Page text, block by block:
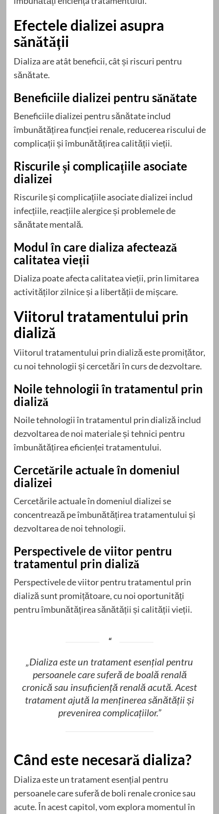
Efectele dializei asupra
sănătății
Dializa are atât beneficii, cât și riscuri pentru
sănătate.
Beneficiile dializei pentru sănătate
Beneficiile dializei pentru sănătate includ
îmbunătățirea funcției renale, reducerea riscului de
complicații și îmbunătățirea calității vieții.
Riscurile și complicațiile asociate
dializei
Riscurile și complicațiile asociate dializei includ
infecțiile, reacțiile alergice și problemele de
sănătate mentală.
Modul în care dializa afectează
calitatea vieții
Dializa poate afecta calitatea vieții, prin limitarea
activităților zilnice și a libertății de mișcare.
Viitorul tratamentului prin
dializă
Viitorul tratamentului prin dializă este promițător,
cu noi tehnologii și cercetări în curs de dezvoltare.
Noile tehnologii în tratamentul prin
dializă
Noile tehnologii în tratamentul prin dializă includ
dezvoltarea de noi materiale și tehnici pentru
îmbunătățirea eficienței tratamentului.
Cercetările actuale în domeniul
dializei
Cercetările actuale în domeniul dializei se
concentrează pe îmbunătățirea tratamentului și
dezvoltarea de noi tehnologii.
Perspectivele de viitor pentru
tratamentul prin dializă
Perspectivele de viitor pentru tratamentul prin
dializă sunt promițătoare, cu noi oportunități
pentru îmbunătățirea sănătății și calității vieții.
„Dializa este un tratament esențial pentru
persoanele care suferă de boală renală
cronică sau insuficiență renală acută. Acest
tratament ajută la menținerea sănătății și
prevenirea complicațiilor.”
Când este necesară dializa?
Dializa este un tratament esențial pentru
persoanele care suferă de boli renale cronice sau
acute. În acest capitol, vom explora momentul în